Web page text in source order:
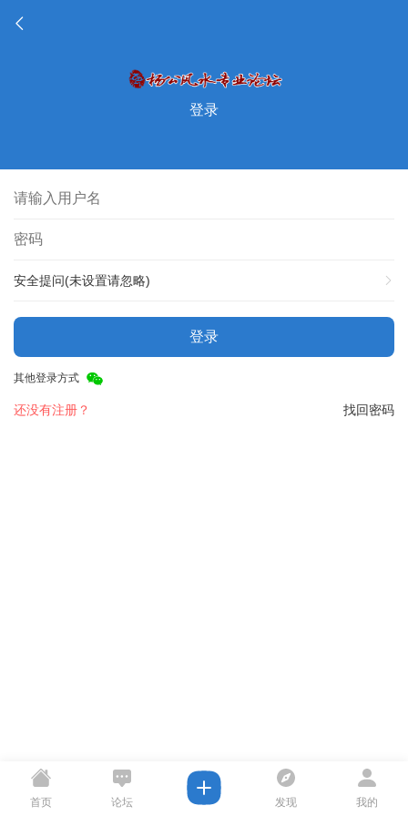
登录
安全提问(未设置请忽略)
登录
其他登录方式
找回密码
还没有注册？
首页 论坛 发现 我的